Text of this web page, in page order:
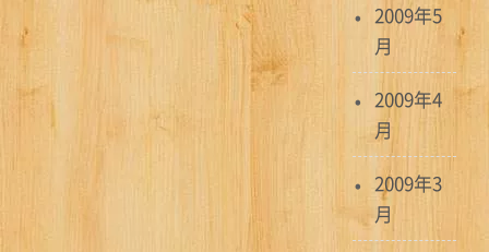
2009年5
月
2009年4
月
2009年3
月